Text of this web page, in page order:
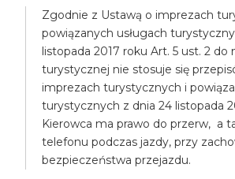
Zgodnie z Ustawą o imprezach
powiązanych usługach
listopada 2017 roku Art. 5 ust. 2 do
turystycznej nie stosuje się
imprezach turystycznych i
turystycznych z dnia 24 listopada
Kierowca ma prawo do przerw, a
telefonu podczas jazdy, przy
bezpieczeństwa przejazdu.